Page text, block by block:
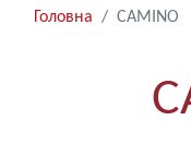
Головна CAMINO